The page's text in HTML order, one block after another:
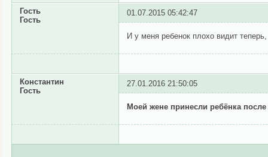
Гость
Гость
01.07.2015 05:42:47
И у меня ребенок плохо видит
Константин
Гость
27.01.2016 21:50:05
Моей жене принесли ребёнка